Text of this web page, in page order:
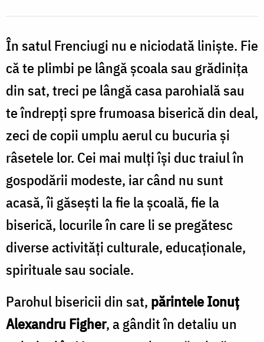
În satul Frenciugi nu e niciodată liniște. Fie
că te plimbi pe lângă școala sau grădinița
din sat, treci pe lângă casa parohială sau
te îndrepți spre frumoasa biserică din deal,
zeci de copii umplu aerul cu bucuria și
râsetele lor. Cei mai mulți își duc traiul în
gospodării modeste, iar când nu sunt
acasă, îi găsești la fie la școală, fie la
biserică, locurile în care li se pregătesc
diverse activități culturale, educaționale,
spirituale sau sociale.
Parohul bisericii din sat, părintele Ionuț
Alexandru Figher, a gândit în detaliu un